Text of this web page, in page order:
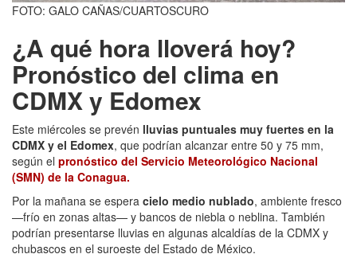
FOTO: GALO CAÑAS/CUARTOSCURO
¿A qué hora lloverá hoy?
Pronóstico del clima en
CDMX y Edomex
Este miércoles se prevén lluvias puntuales muy fuertes en la
CDMX y el Edomex, que podrían alcanzar entre 50 y 75 mm,
según el pronóstico del Servicio Meteorológico Nacional
(SMN) de la Conagua.
Por la mañana se espera cielo medio nublado, ambiente fresco
—frío en zonas altas— y bancos de niebla o neblina. También
podrían presentarse lluvias en algunas alcaldías de la CDMX y
chubascos en el suroeste del Estado de México.